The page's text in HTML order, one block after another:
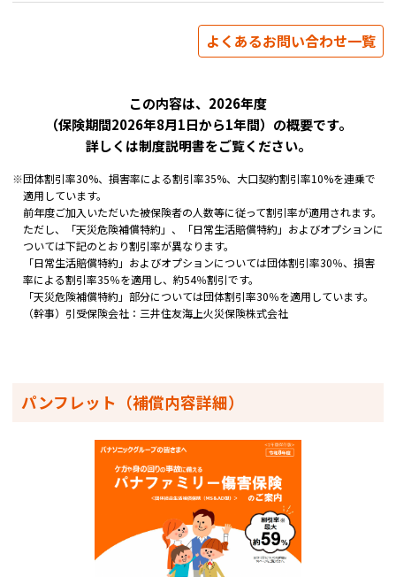
よくあるお問い合わせ一覧
この内容は、2026年度
（保険期間2026年8月1日から1年間）の概要です。
詳しくは制度説明書をご覧ください。
※団体割引率30%、損害率による割引率35%、大口契約割引率10%を連乗で
適用しています。
前年度ご加入いただいた被保険者の人数等に従って割引率が適用されます。
ただし、「天災危険補償特約」、「日常生活賠償特約」およびオプションに
ついては下記のとおり割引率が異なります。
「日常生活賠償特約」およびオプションについては団体割引率30％、損害
率による割引率35％を適用し、約54％割引です。
「天災危険補償特約」部分については団体割引率30％を適用しています。
（幹事）引受保険会社：三井住友海上火災保険株式会社
パンフレット（補償内容詳細）